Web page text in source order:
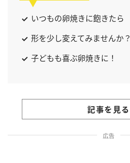
いつもの卵焼きに飽きたら
形を少し変えてみませんか？
子どもも喜ぶ卵焼きに！
記事を見る
広告